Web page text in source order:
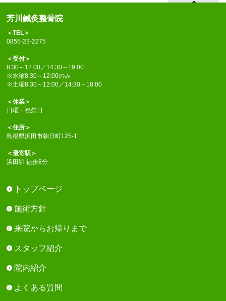
芳川鍼灸整骨院
＜TEL＞
0855-23-2275
＜受付＞
8:30～12:00／14:30～19:00
※水曜8:30～12:00のみ
※土曜8:30～12:00／14:30～18:00
＜休業＞
日曜・祝祭日
＜住所＞
島根県浜田市朝日町125-1
＜最寄駅＞
浜田駅 徒歩8分
トップページ
施術方針
来院からお帰りまで
スタッフ紹介
院内紹介
よくある質問